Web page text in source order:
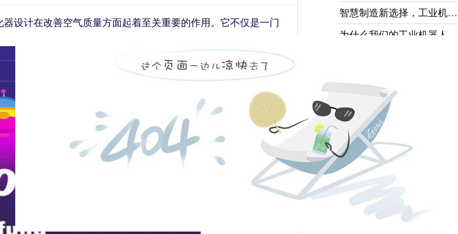
设计在改善空气质量方面起着至关重要的作用。它不仅是一门
智慧制造新选择，工业机器人设计让你事半功倍
最新动态
...
随着科技的飞速发展，智慧
制造已经成为工业领域的新
趋势。在这个变革的浪潮